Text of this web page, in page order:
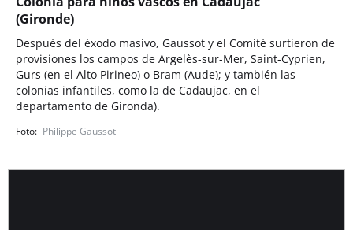
(Gironde)
Después del éxodo masivo, Gaussot y el Comité surtieron de
provisiones los campos de Argelès-sur-Mer, Saint-Cyprien,
Gurs (en el Alto Pirineo) o Bram (Aude); y también las
colonias infantiles, como la de Cadaujac, en el
departamento de Gironda).
Philippe Gaussot